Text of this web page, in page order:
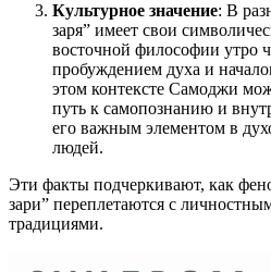
Культурное значение: В
заря” имеет свои
восточной философии утро
пробуждением духа и
этом контексте Самоджи
путь к самопознанию и
его важным элементом в
людей.
Эти факты подчеркивают, как
зари” переплетаются с
традициями.